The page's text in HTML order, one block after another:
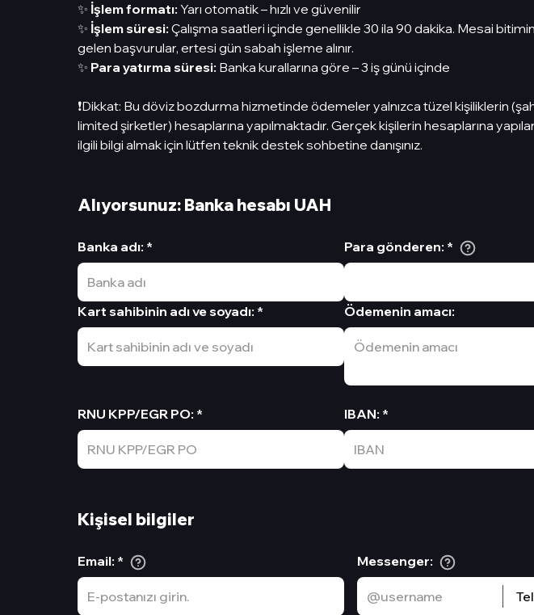
✨ İşlem formatı: Yarı otomatik – hızlı ve güvenilir
✨ İşlem süresi: Çalışma saatleri içinde genellikle 30 ila 90 dakika. Mesai
gelen başvurular, ertesi gün sabah işleme alınır.
✨ Para yatırma süresi: Banka kurallarına göre – 3 iş günü içinde
❗️Dikkat: Bu döviz bozdurma hizmetinde ödemeler yalnızca tüzel kişiliklerin
limited şirketler) hesaplarına yapılmaktadır. Gerçek kişilerin hesaplarına
ilgili bilgi almak için lütfen teknik destek sohbetine danışınız.
Alıyorsunuz: Banka hesabı UAH
Banka adı: * Para gönderen: *
Kart sahibinin adı ve soyadı: * Ödemenin amacı:
RNU KPP/EGR PO: * IBAN: *
Kişisel bilgiler
Email: * Messenger: